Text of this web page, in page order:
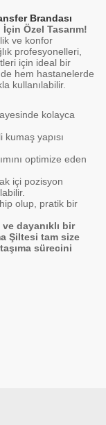
Brandası
Özel Tasarım!
ve konfor
profesyonelleri,
için ideal bir
hem hastanelerde
kullanılabilir.
kolayca
yapısı
optimize eden
içi pozisyon
olup, pratik bir
dayanıklı bir
Şiltesi tam size
sürecini